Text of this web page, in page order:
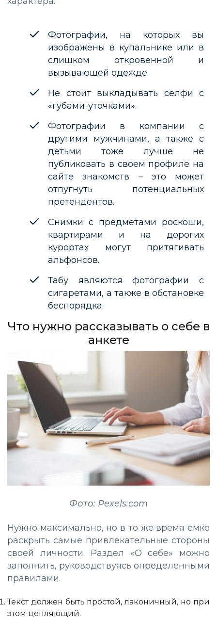
Фотографии, на которых вы
изображены в купальнике или в
слишком откровенной и
вызывающей одежде.
Не стоит выкладывать селфи с
«губами-уточками».
Фотографии в компании с
другими мужчинами, а также с
детьми тоже лучше не
публиковать в своем профиле на
сайте знакомств – это может
отпугнуть потенциальных
претендентов.
Снимки с предметами роскоши,
квартирами и на дорогих
курортах могут притягивать
альфонсов.
Табу являются фотографии с
сигаретами, а также в обстановке
беспорядка.
Что нужно рассказывать о себе в
анкете
Фото: Pexels.com
Нужно максимально, но в то же время емко
раскрыть самые привлекательные стороны
своей личности. Раздел «О себе» можно
заполнить, руководствуясь определенными
правилами.
Текст должен быть простой, лаконичный, но при
этом цепляющий.